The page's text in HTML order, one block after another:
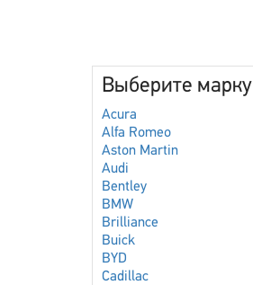
Выберите марку
Acura
Alfa Romeo
Aston Martin
Audi
Bentley
BMW
Brilliance
Buick
BYD
Cadillac